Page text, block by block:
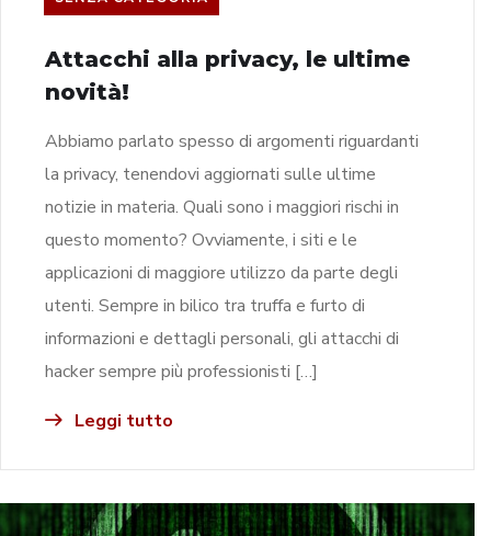
Attacchi alla privacy, le ultime
novità!
Abbiamo parlato spesso di argomenti riguardanti
la privacy, tenendovi aggiornati sulle ultime
notizie in materia. Quali sono i maggiori rischi in
questo momento? Ovviamente, i siti e le
applicazioni di maggiore utilizzo da parte degli
utenti. Sempre in bilico tra truffa e furto di
informazioni e dettagli personali, gli attacchi di
hacker sempre più professionisti […]
Leggi tutto